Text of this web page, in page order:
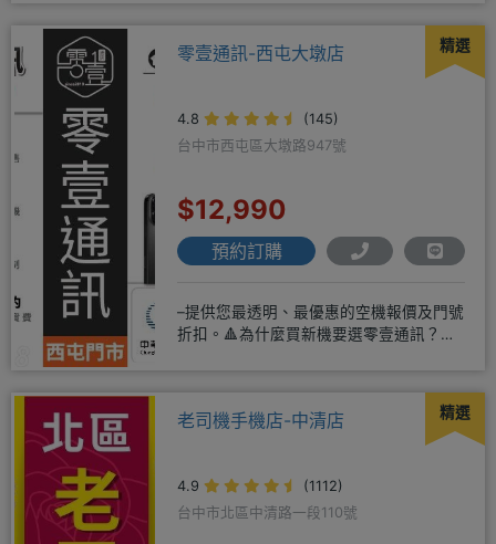
精選
零壹通訊-西屯大墩店
4.8
(145)
台中市西屯區大墩路947號
$12,990
預約訂購
–提供您最透明、最優惠的空機報價及門號
折扣。🔺為什麼買新機要選零壹通訊？
精選
老司機手機店-中清店
4.9
(1112)
台中市北區中清路一段110號